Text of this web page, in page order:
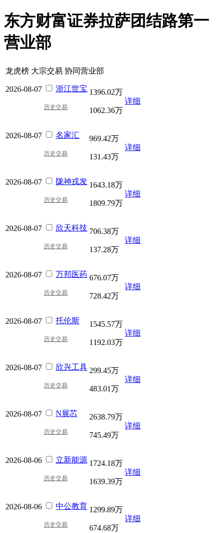
东方财富证券拉萨团结路第一
营业部
龙虎榜 大宗交易 协同营业部
2026-08-07 浙江世宝
历史交易
1396.02万
1062.36万
详细
2026-08-07 名家汇
历史交易
969.42万
131.43万
详细
2026-08-07 陇神戎发
历史交易
1643.18万
1809.79万
详细
2026-08-07 欣天科技
历史交易
706.38万
137.28万
详细
2026-08-07 万邦医药
历史交易
676.07万
728.42万
详细
2026-08-07 托伦斯
历史交易
1545.57万
1192.03万
详细
2026-08-07 欣兴工具
历史交易
299.45万
483.01万
详细
2026-08-07 N展芯
历史交易
2638.79万
745.49万
详细
2026-08-06 立新能源
历史交易
1724.18万
1639.39万
详细
2026-08-06 中公教育
历史交易
1299.89万
674.68万
详细